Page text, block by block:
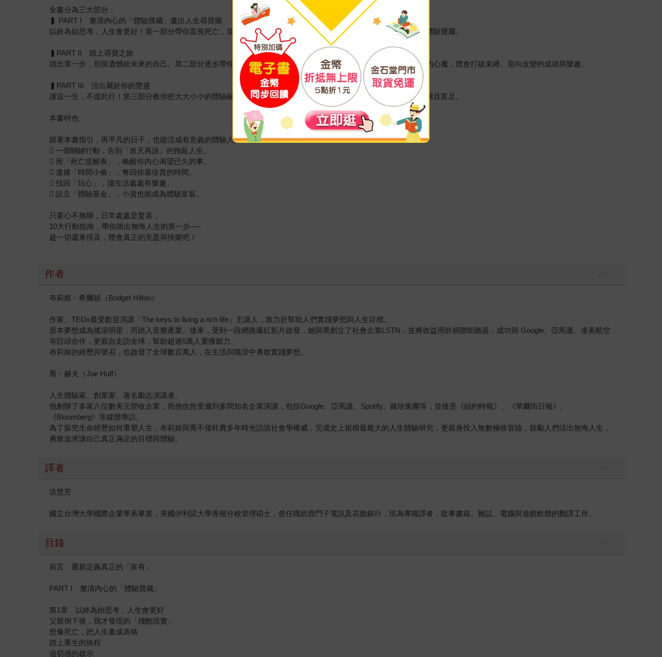
全書分為三大部分：
▍ PART I 釐清內心的「體驗寶藏」畫出人生尋寶圖
以終為始思考，人生會更好！第一部分帶你直視死亡，並探索內在羅盤，找出指引人生方向的熱情，追尋真正渴望的體驗寶藏。
▍PART II 踏上尋寶之旅
踏出第一步，別留遺憾給未來的自己。第二部分逐步帶你脫離「我沒錢」、「我沒空」、「我怕……」和「再等等」的心魔，體會打破束縛、迎向改變的成就與樂趣。
▍PART III 活出屬於你的豐盛
讓這一生，不虛此行！第三部分教你把大大小小的體驗融入日常，並深化人際連結，重拾玩樂精神，每一天都活得盡興且富足。
本書特色
跟著本書指引，再平凡的日子，也能活成有意義的體驗人生：
 一個關鍵行動，告別「改天再說」的拖延人生。
 用「死亡提醒表」，喚醒你內心渴望已久的事。
 逮捕「時間小偷」，奪回你最珍貴的時間。
 找回「玩心」，讓生活處處有樂趣。
 設立「體驗基金」，小資也能成為體驗富翁。
只要心不無聊，日常處處是驚喜，
10大行動指南，帶你踏出無悔人生的第一步──
趁一切還來得及，體會真正的充盈與快樂吧！
作者
布莉姬・希爾頓（Bridget Hilton）
作家、TEDx最受歡迎演講「The keys to living a rich life」主講人，致力於幫助人們實踐夢想與人生目標。
原本夢想成為搖滾明星，而踏入音樂產業。後來，受到一段網路爆紅影片啟發，她與喬創立了社會企業LSTN，並將收益用於捐贈助聽器，成功與 Google、亞馬遜、達美航空
等巨頭合作，更親自走訪全球，幫助超過5萬人重獲聽力。
布莉姬的經歷與號召，也啟發了全球數百萬人，在生活與職涯中勇敢實踐夢想。
喬・赫夫（Joe Huff）
人生體驗家、創業家、著名勵志演講者。
他創辦了多家八位數美元營收企業，而他也曾受邀到多間知名企業演講，包括Google、亞馬遜、Spotify、維珍集團等，並接受《紐約時報》、《華爾街日報》、
《Bloomberg》等媒體專訪。
為了探究生命經歷如何重塑人生，布莉姬與喬不僅耗費多年時光訪談社會學權威，完成史上規模最龐大的人生體驗研究，更親身投入無數極致冒險，鼓勵人們活出無悔人生，
勇敢追求讓自己真正滿足的目標與體驗。
譯者
洪慧芳
國立台灣大學國際企業學系畢業，美國伊利諾大學香檳分校管理碩士，曾任職於西門子電訊及花旗銀行，現為專職譯者，從事書籍、雜誌、電腦與遊戲軟體的翻譯工作。
目錄
前言 重新定義真正的「富有」
PART I 釐清內心的「體驗寶藏」
第1章 以終為始思考，人生會更好
父親倒下後，我才發現的「殘酷現實」
想像死亡，把人生畫成表格
踏上重生的旅程
迫切感的啟示